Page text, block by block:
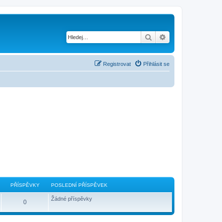
Hledat
Přihlásit se
Registrovat
PŘÍSPĚVKY POSLEDNÍ PŘÍSPĚVEK
0 Žádné příspěvky